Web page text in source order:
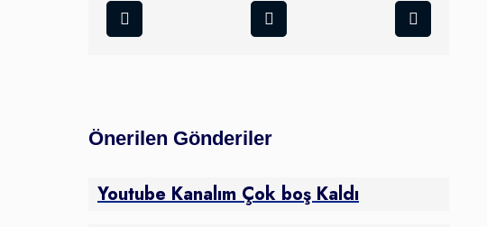
Önerilen Gönderiler
Youtube Kanalım Çok boş Kaldı